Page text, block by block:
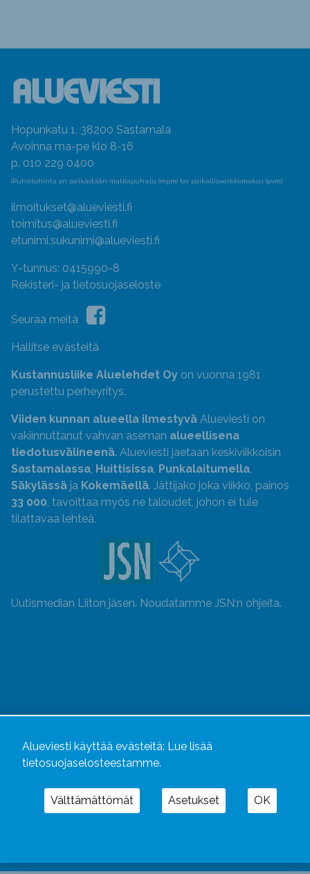
Hopunkatu 1, 38200 Sastamala
Avoinna ma-pe klo 8-16
p. 010 229 0400
(Puheluhinta on pelkästään matkapuhelu (mpm) tai paikallisverkkomaksu (pvm)
ilmoitukset@alueviesti.fi
toimitus@alueviesti.fi
etunimi.sukunimi@alueviesti.fi
Y-tunnus: 0415990-8
Rekisteri- ja tietosuojaseloste
Seuraa meitä
Hallitse evästeitä
Kustannusliike Aluelehdet Oy on vuonna 1981
perustettu perheyritys.
Viiden kunnan alueella ilmestyvä Alueviesti on
vakiinnuttanut vahvan aseman alueellisena
tiedotusvälineenä. Alueviesti jaetaan keskiviikkoisin
Sastamalassa, Huittisissa, Punkalaitumella,
Säkylässä ja Kokemäellä. Jättijako joka viikko, painos
33 000, tavoittaa myös ne taloudet, johon ei tule
tilattavaa lehteä.
Uutismedian Liiton jäsen. Noudatamme JSN:n ohjeita.
Alueviestijaalueviesti.fiovat osa Kustannusliike
Aluelehdet Oy – mediakonsernia, jonka tarjoaman
Alueviesti käyttää evästeitä: Lue lisää
tietosuojaselosteestamme.
Välttämättömät Asetukset OK